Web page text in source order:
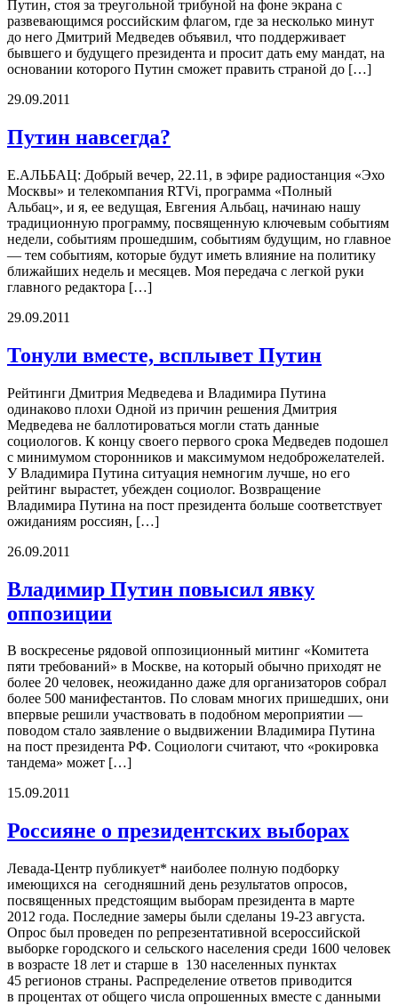
Путин, стоя за треугольной трибуной на фоне экрана с
развевающимся российским флагом, где за несколько минут
до него Дмитрий Медведев объявил, что поддерживает
бывшего и будущего президента и просит дать ему мандат, на
основании которого Путин сможет править страной до […]
29.09.2011
Путин навсегда?
Е.АЛЬБАЦ: Добрый вечер, 22.11, в эфире радиостанция «Эхо
Москвы» и телекомпания RTVi, программа «Полный
Альбац», и я, ее ведущая, Евгения Альбац, начинаю нашу
традиционную программу, посвященную ключевым событиям
недели, событиям прошедшим, событиям будущим, но главное
— тем событиям, которые будут иметь влияние на политику
ближайших недель и месяцев. Моя передача с легкой руки
главного редактора […]
29.09.2011
Тонули вместе, всплывет Путин
Рейтинги Дмитрия Медведева и Владимира Путина
одинаково плохи Одной из причин решения Дмитрия
Медведева не баллотироваться могли стать данные
социологов. К концу своего первого срока Медведев подошел
с минимумом сторонников и максимумом недоброжелателей.
У Владимира Путина ситуация немногим лучше, но его
рейтинг вырастет, убежден социолог. Возвращение
Владимира Путина на пост президента больше соответствует
ожиданиям россиян, […]
26.09.2011
Владимир Путин повысил явку
оппозиции
В воскресенье рядовой оппозиционный митинг «Комитета
пяти требований» в Москве, на который обычно приходят не
более 20 человек, неожиданно даже для организаторов собрал
более 500 манифестантов. По словам многих пришедших, они
впервые решили участвовать в подобном мероприятии —
поводом стало заявление о выдвижении Владимира Путина
на пост президента РФ. Социологи считают, что «рокировка
тандема» может […]
15.09.2011
Россияне о президентских выборах
Левада-Центр публикует* наиболее полную подборку
имеющихся на сегодняшний день результатов опросов,
посвященных предстоящим выборам президента в марте
2012 года. Последние замеры были сделаны 19-23 августа.
Опрос был проведен по репрезентативной всероссийской
выборке городского и сельского населения среди 1600 человек
в возрасте 18 лет и старше в 130 населенных пунктах
45 регионов страны. Распределение ответов приводится
в процентах от общего числа опрошенных вместе с данными